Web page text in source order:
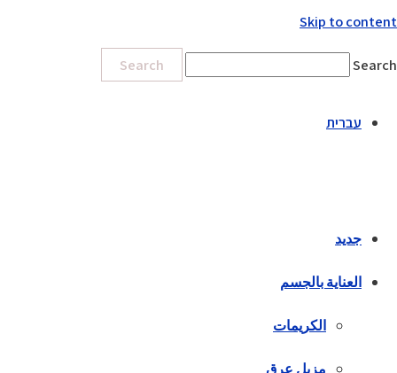
Skip to content
Search
Search
עברית
جديد
العناية بالجسم
الكريمات
مزيل عرق